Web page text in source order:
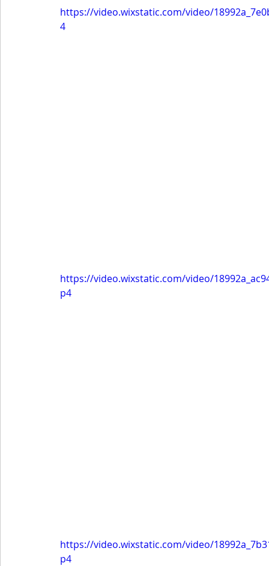
https://video.wixstatic.com/video/
4
https://video.wixstatic.com/video/
p4
https://video.wixstatic.com/video/
p4